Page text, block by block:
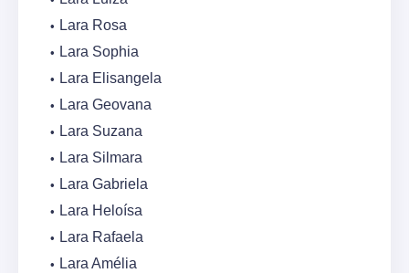
Lara Rosa
Lara Sophia
Lara Elisangela
Lara Geovana
Lara Suzana
Lara Silmara
Lara Gabriela
Lara Heloísa
Lara Rafaela
Lara Amélia